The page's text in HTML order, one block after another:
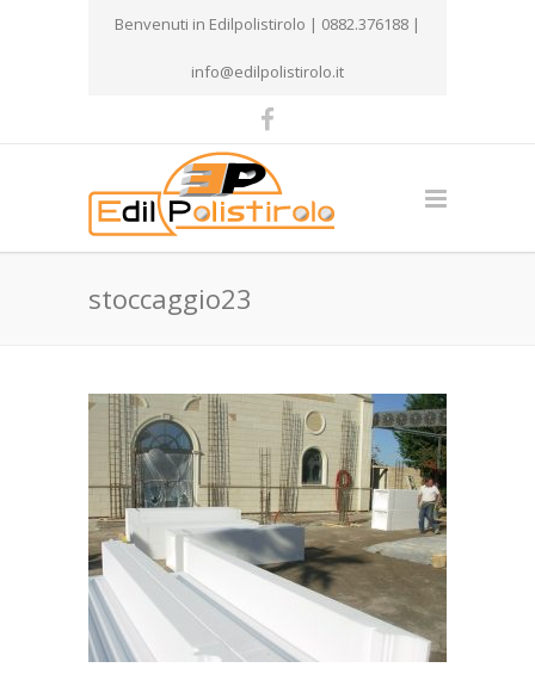
Benvenuti in Edilpolistirolo | 0882.376188 |
info@edilpolistirolo.it
stoccaggio23